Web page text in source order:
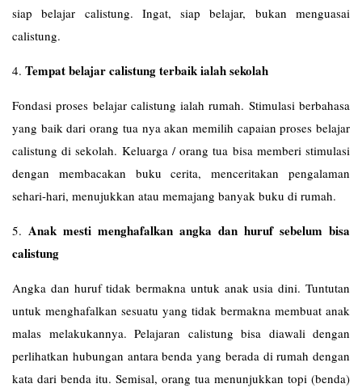
siap belajar calistung. Ingat, siap belajar, bukan menguasai
calistung.
4. Tempat belajar calistung terbaik ialah sekolah
Fondasi proses belajar calistung ialah rumah. Stimulasi berbahasa
yang baik dari orang tua nya akan memilih capaian proses belajar
calistung di sekolah. Keluarga / orang tua bisa memberi stimulasi
dengan membacakan buku cerita, menceritakan pengalaman
sehari-hari, menujukkan atau memajang banyak buku di rumah.
5. Anak mesti menghafalkan angka dan huruf sebelum bisa
calistung
Angka dan huruf tidak bermakna untuk anak usia dini. Tuntutan
untuk menghafalkan sesuatu yang tidak bermakna membuat anak
malas melakukannya. Pelajaran calistung bisa diawali dengan
perlihatkan hubungan antara benda yang berada di rumah dengan
kata dari benda itu. Semisal, orang tua menunjukkan topi (benda)